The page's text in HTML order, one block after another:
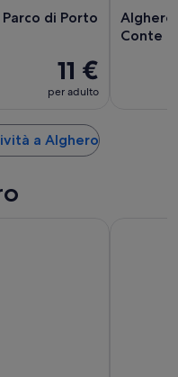
di Porto
11 €
per adulto
Alghero
Conte
a Alghero